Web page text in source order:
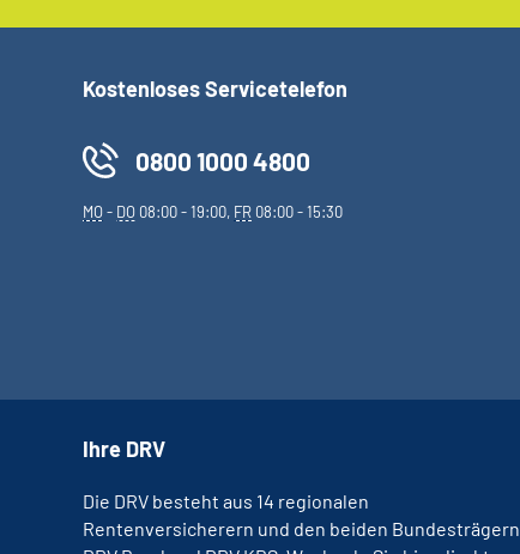
Kostenloses Servicetelefon
0800 1000 4800
MO- DO 08:00 - 19:00, FR 08:00 - 15:30
Ihre DRV
Die DRV besteht aus 14 regionalen
Rentenversicherern und den beiden Bundesträgern